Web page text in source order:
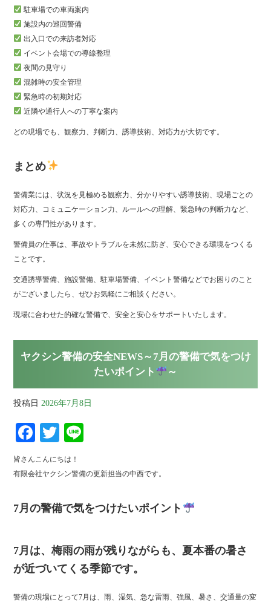
駐車場での車両案内
施設内の巡回警備
出入口での来訪者対応
イベント会場での導線整理
夜間の見守り
混雑時の安全管理
緊急時の初期対応
近隣や通行人への丁寧な案内
どの現場でも、観察力、判断力、誘導技術、対応力が大切です。
まとめ
警備業には、状況を見極める観察力、分かりやすい誘導技術、現場ごとの
対応力、コミュニケーション力、ルールへの理解、緊急時の判断力など、
多くの専門性があります。
警備員の仕事は、事故やトラブルを未然に防ぎ、安心できる環境をつくる
ことです。
交通誘導警備、施設警備、駐車場警備、イベント警備などでお困りのこと
がございましたら、ぜひお気軽にご相談ください。
現場に合わせた的確な警備で、安全と安心をサポートいたします。
ヤクシン警備の安全NEWS～7月の警備で気をつけ
たいポイント
～
投稿日 2026年7月8日
Fa
ce
bo
T
wi
tte
皆さんこんにちは！
有限会社ヤクシン警備の更新担当の中西です。
7月の警備で気をつけたいポイント
7月は、梅雨の雨が残りながらも、夏本番の暑さ
が近づいてくる季節です。
警備の現場にとって7月は、雨、湿気、急な雷雨、強風、暑さ、交通量の変